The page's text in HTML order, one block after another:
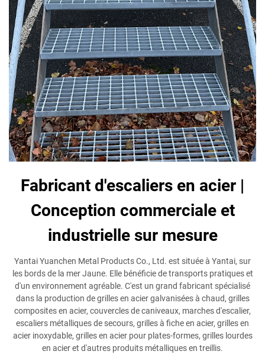
Fabricant d'escaliers en acier |
Conception commerciale et
industrielle sur mesure
Yantai Yuanchen Metal Products Co., Ltd. est située à Yantai, sur
les bords de la mer Jaune. Elle bénéficie de transports pratiques et
d'un environnement agréable. C'est un grand fabricant spécialisé
dans la production de grilles en acier galvanisées à chaud, grilles
composites en acier, couvercles de caniveaux, marches d'escalier,
escaliers métalliques de secours, grilles à fiche en acier, grilles en
acier inoxydable, grilles en acier pour plates-formes, grilles lourdes
en acier et d'autres produits métalliques en treillis.